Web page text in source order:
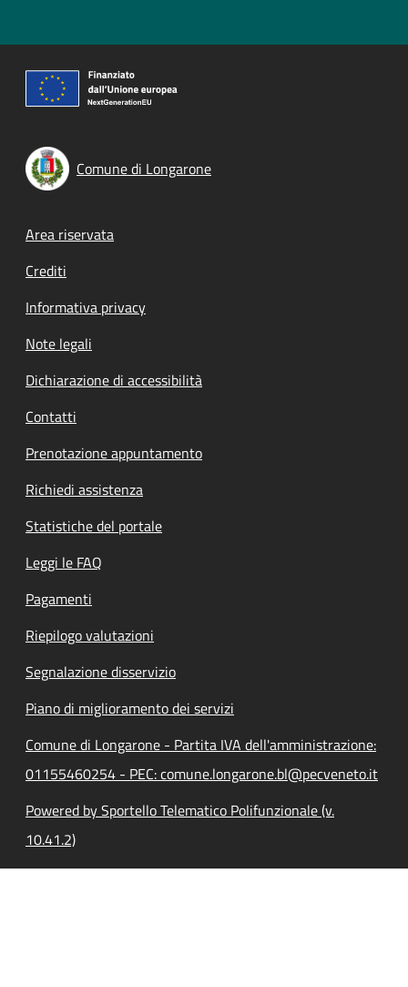
Comune di Longarone
Footer menu
Area riservata
Crediti
Informativa privacy
Note legali
Dichiarazione di accessibilità
Contatti
Prenotazione appuntamento
Richiedi assistenza
Statistiche del portale
Leggi le FAQ
Pagamenti
Riepilogo valutazioni
Segnalazione disservizio
Piano di miglioramento dei servizi
Comune di Longarone - Partita IVA dell'amministrazione:
01155460254 - PEC: comune.longarone.bl@pecveneto.it
Powered by Sportello Telematico Polifunzionale (v.
10.41.2)